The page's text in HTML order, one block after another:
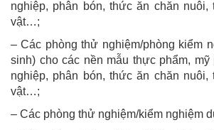
nghiệp, phân bón, thức ăn chăn nuôi,
vật…;
– Các phòng thử nghiệm/phòng kiểm
sinh) cho các nền mẫu thực phẩm, mỹ
nghiệp, phân bón, thức ăn chăn nuôi,
vật…;
– Các phòng thử nghiệm/kiểm nghiệm